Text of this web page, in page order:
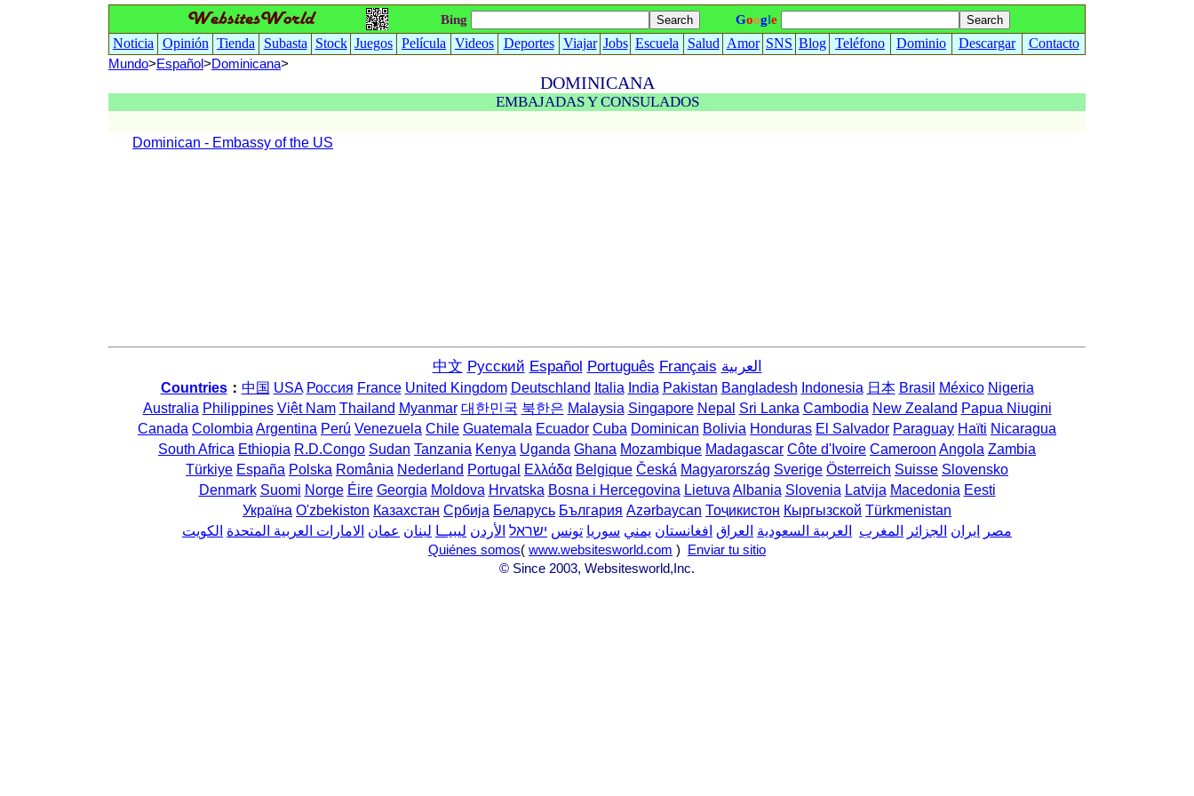
Bing Google
Noticia Opinión Tienda Subasta Stock Juegos Película Videos Deportes Viajar Jobs Escuela Salud Amor SNS Blog Teléfono Dominio Descargar Contacto
Mundo>Español>Dominicana>
DOMINICANA
EMBAJADAS Y CONSULADOS
Dominican - Embassy of the US
中文 Русский Español Português Français العربية
Countries： 中国 USA Россия France United Kingdom Deutschland Italia India Pakistan Bangladesh Indonesia 日本 Brasil México Nigeria
Australia Philippines Việt Nam Thailand Myanmar 대한민국 북한은 Malaysia Singapore Nepal Sri Lanka Cambodia New Zealand Papua Niugini
Canada Colombia Argentina Perú Venezuela Chile Guatemala Ecuador Cuba Dominican Bolivia Honduras El Salvador Paraguay Haïti Nicaragua
South Africa Ethiopia R.D.Congo Sudan Tanzania Kenya Uganda Ghana Mozambique Madagascar Côte d'Ivoire Cameroon Angola Zambia
Türkiye España Polska România Nederland Portugal Ελλάδα Belgique Česká Magyarország Sverige Österreich Suisse Slovensko
Denmark Suomi Norge Éire Georgia Moldova Hrvatska Bosna i Hercegovina Lietuva Albania Slovenia Latvija Macedonia Eesti
Україна O'zbekiston Казахстан Србија Беларусь България Azərbaycan Тоҷикистон Кыргызской Türkmenistan
مصر
ایران الجزائر المغرب العربية السعودية العراق افغانستان يمني سوريا تونس ישראל الأردن ليبيــا لبنان عمان الامارات العربية المتحدة الكويت
Quiénes somos( www.websitesworld.com )
Enviar tu sitio
© Since 2003, Websitesworld,Inc.